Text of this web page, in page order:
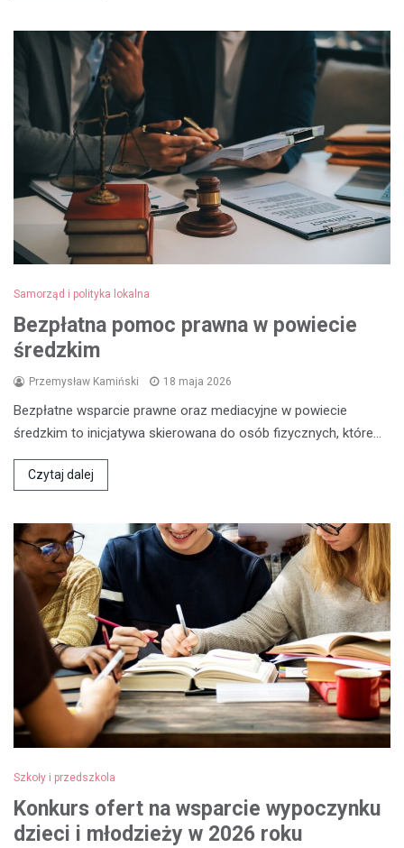
Samorząd i polityka lokalna
Bezpłatna pomoc prawna w powiecie
średzkim
Przemysław Kamiński 18 maja 2026
Bezpłatne wsparcie prawne oraz mediacyjne w powiecie
średzkim to inicjatywa skierowana do osób fizycznych, które…
Czytaj dalej
Szkoły i przedszkola
Konkurs ofert na wsparcie wypoczynku
dzieci i młodzieży w 2026 roku